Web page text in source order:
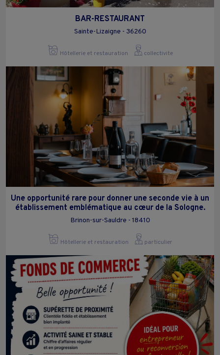
BAR-RESTAURANT
Sainte-Lizaigne - 36260
Hôtellerie et restauration collectivite
Une opportunité rare pour donner une seconde vie à un
établissement emblématique au cœur de la Sologne.
Brinon-sur-Sauldre - 18410
Hôtellerie et restauration particulier